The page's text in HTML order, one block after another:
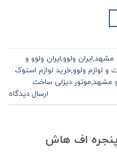
مشهد,ایران ولوو,ایران ولوو و
و لوازم ولوو,خرید لوازم استوک
مشهد,موتور دیزلی ساخت
ارسال دیدگاه
اف هاش